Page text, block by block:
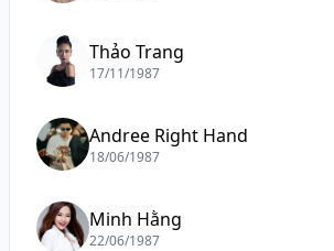
Thảo Trang
17/11/1987
Andree Right Hand
18/06/1987
Minh Hằng
22/06/1987